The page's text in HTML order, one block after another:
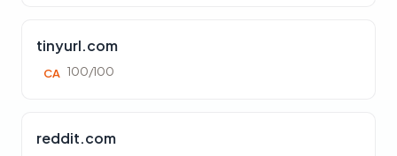
tinyurl.com
CA 100/100
reddit.com